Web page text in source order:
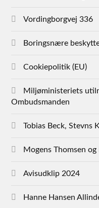
Vordingborgvej 336
Boringsnære
Cookiepolitik (EU)
Miljøministeriets
Ombudsmanden
Tobias Beck, Stevns
Mogens Thomsen
Avisudklip 2024
Hanne Hansen